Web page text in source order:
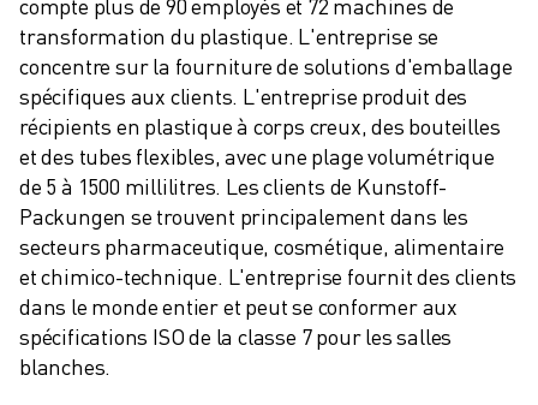
transformation du plastique. L'entreprise se
concentre sur la fourniture de solutions d'emballage
spécifiques aux clients. L'entreprise produit des
récipients en plastique à corps creux, des bouteilles
et des tubes flexibles, avec une plage volumétrique
de 5 à 1500 millilitres. Les clients de Kunstoff-
Packungen se trouvent principalement dans les
secteurs pharmaceutique, cosmétique, alimentaire
et chimico-technique. L'entreprise fournit des clients
dans le monde entier et peut se conformer aux
spécifications ISO de la classe 7 pour les salles
blanches.